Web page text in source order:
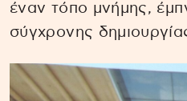
έναν τόπο μνήμης,
σύγχρονης